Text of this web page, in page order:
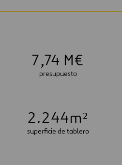
7,74 M€
presupuesto
2.244m²
superficie de tablero